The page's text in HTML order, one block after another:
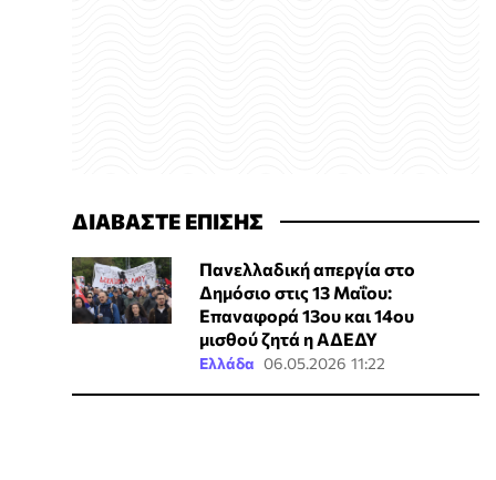
ΔΙΑΒΑΣΤΕ ΕΠΙΣΗΣ
Πανελλαδική απεργία στο
Δημόσιο στις 13 Μαΐου:
Επαναφορά 13ου και 14ου
μισθού ζητά η ΑΔΕΔΥ
Ελλάδα 06.05.2026 11:22